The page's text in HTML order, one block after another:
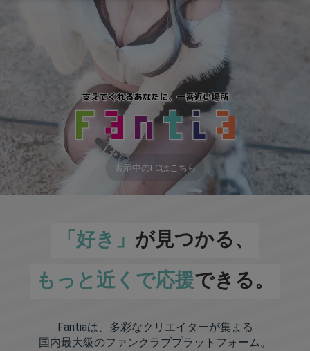
表示中のFCはこちら
「好き」 が見つかる、
もっと近くで応援できる。
Fantiaは、多彩なクリエイターが集まる
国内最大級のファンクラブプラットフォーム。